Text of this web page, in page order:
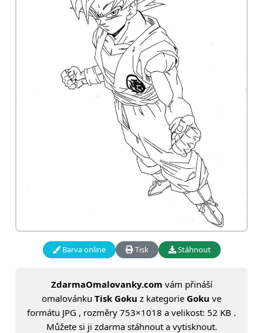
Barva online Tisk Stáhnout
ZdarmaOmalovanky.com vám přináší
omalovánku Tisk Goku z kategorie Goku ve
formátu JPG , rozměry 753×1018 a velikost: 52 KB .
Můžete si ji zdarma stáhnout a vytisknout.